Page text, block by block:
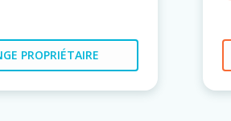
PROPRIÉTAIRE